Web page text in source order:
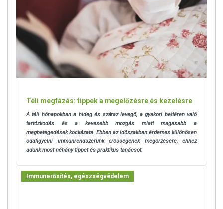
Téli megfázás: tippek a megelőzésre és kezelésre
A téli hónapokban a hideg és száraz levegő, a gyakori beltéren való
tartózkodás és a kevesebb mozgás miatt magasabb a
megbetegedések kockázata. Ebben az időszakban érdemes különösen
odafigyelni immunrendszerünk erősségének megőrzésére, ehhez
adunk most néhány tippet és praktikus tanácsot.
Immunerősítés, egészségvédelem